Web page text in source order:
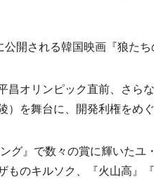
開される韓国映画『狼たち
昌オリンピック直前、さら
）を舞台に、開発利権をめ
グ』で数々の賞に輝いたユ
ものキルソク、『火山高』